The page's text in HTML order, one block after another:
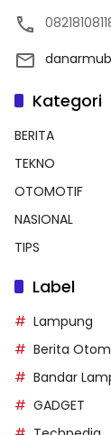
Kategori
BERITA
TEKNO
OTOMOTIF
NASIONAL
TIPS
Label
Lampung
Berita
Bandar
GADGET